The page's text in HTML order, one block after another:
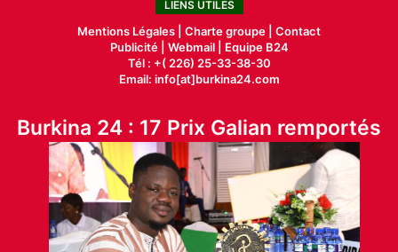
LIENS UTILES
Mentions Légales | Charte groupe | Contact
Publicité| Webmail |
Equipe B24
Tél : +( 226) 25-33-38-30
Email: info[at]burkina24.com
Burkina 24 : 17 Prix Galian remportés